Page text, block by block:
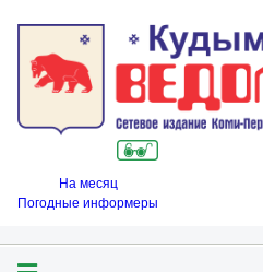
На месяц
Погодные информеры